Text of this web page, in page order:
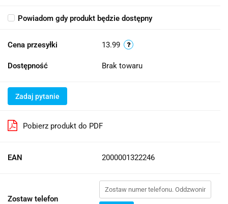
Powiadom gdy produkt będzie dostępny
Cena przesyłki 13.99
Dostępność Brak towaru
Zadaj pytanie
Pobierz produkt do PDF
EAN 2000001322246
Zostaw telefon